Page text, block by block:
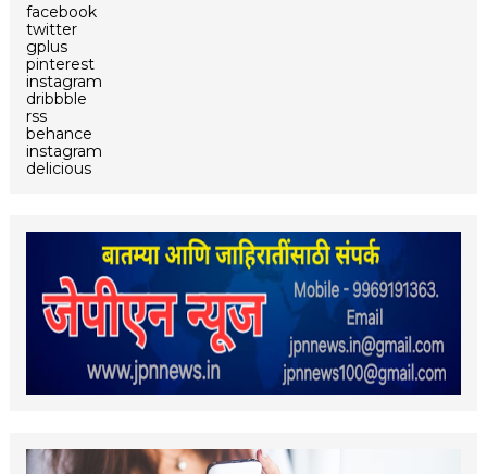
facebook
twitter
gplus
pinterest
instagram
dribbble
rss
behance
instagram
delicious